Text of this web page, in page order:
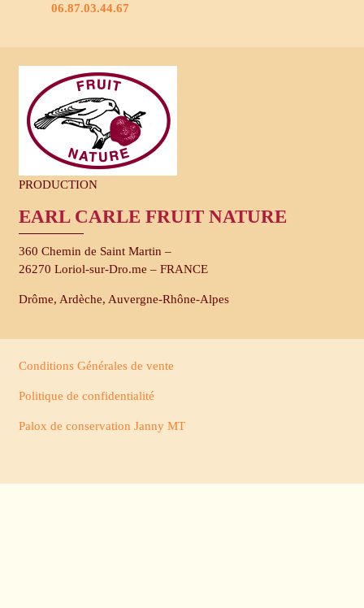
06.87.03.44.67
PRODUCTION
EARL CARLE FRUIT NATURE
360 Chemin de Saint Martin –
26270 Loriol-sur-Dro.me – FRANCE
Drôme, Ardèche, Auvergne-​Rhône-Alpes
Conditions Générales de vente
Politique de confidentialité
Palox de conservation Janny MT